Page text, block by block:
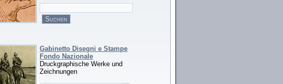
Gabinetto Disegni e Stampe
Fondo Nazionale
Druckgraphische Werke und
Zeichnungen